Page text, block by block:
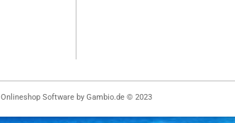
Onlineshop Software by Gambio.de © 2023